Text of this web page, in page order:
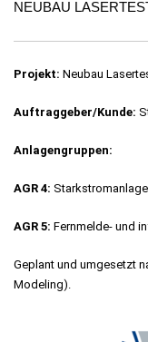
NEUBAU
Projekt: Neubau
Auftraggeber/Kunde:
Anlagengruppen:
AGR 4:
AGR 5: Fernmelde- und
Geplant und umgesetzt
Modeling).